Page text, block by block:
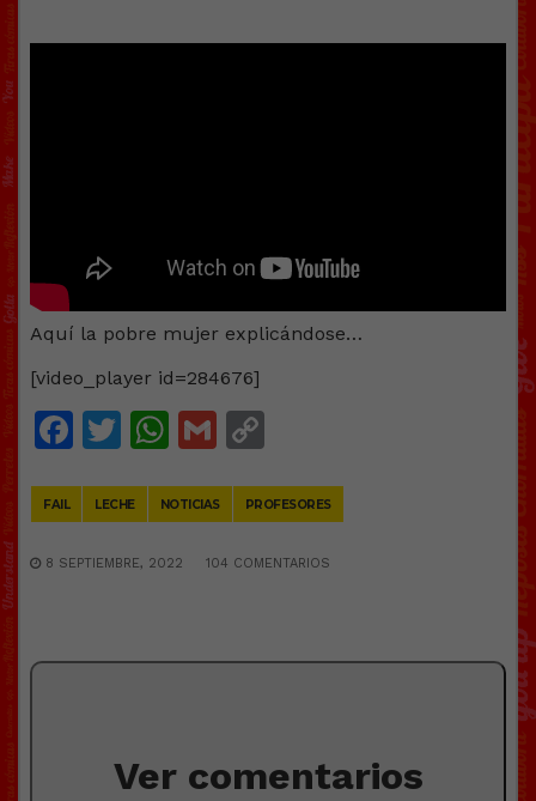
Aquí la pobre mujer explicándose…
[video_player id=284676]
Facebook
Twitter
WhatsApp
Gmail
FAIL LECHE NOTICIAS PROFESORES
8 SEPTIEMBRE, 2022 104 COMENTARIOS
Ver comentarios